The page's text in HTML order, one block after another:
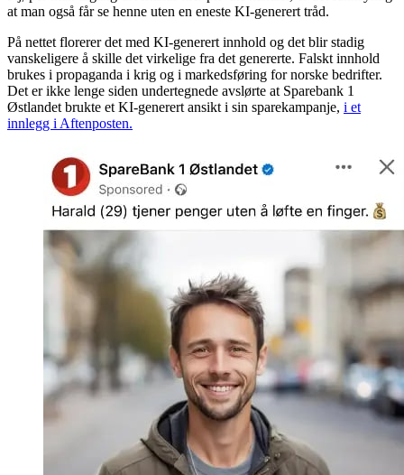
at man også får se henne uten en eneste KI-generert tråd.
På nettet florerer det med KI-generert innhold og det blir stadig
vanskeligere å skille det virkelige fra det genererte. Falskt innhold
brukes i propaganda i krig og i markedsføring for norske bedrifter.
Det er ikke lenge siden undertegnede avslørte at Sparebank 1
Østlandet brukte et KI-generert ansikt i sin sparekampanje, i et
innlegg i Aftenposten.